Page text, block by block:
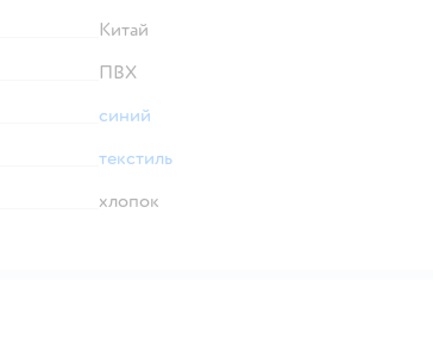
Китай
ПВХ
синий
текстиль
хлопок